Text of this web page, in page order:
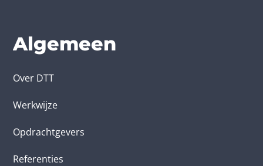
Algemeen
Over DTT
Werkwijze
Opdrachtgevers
Referenties